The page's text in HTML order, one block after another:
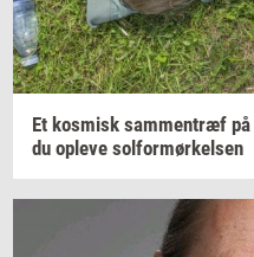
Et kos­misk sam­men­træf på
du op­le­ve sol­for­mør­kel­sen